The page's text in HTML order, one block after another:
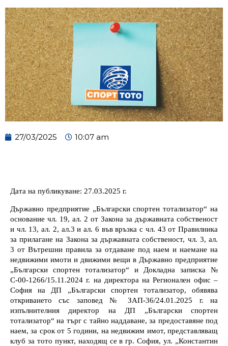
27/03/2025 10:07 am
Дата на публикуване: 27.03.2025 г.
Държавно предприятие „Български спортен тотализатор“ на
основание чл. 19, ал. 2 от Закона за държавната собственост
и чл. 13, ал. 2, ал.3 и ал. 6 във връзка с чл. 43 от Правилника
за прилагане на Закона за държавната собственост, чл. 3, ал.
3 от Вътрешни правила за отдаване под наем и наемане на
недвижими имоти и движими вещи в Държавно предприятие
„Български спортен тотализатор“ и Докладна записка №
С-00-1266/15.11.2024 г. на директора наРегионален офис –
Софияна ДП „Български спортен тотализатор, обявява
откриването със заповед №
ЗАП-36/24.01.2025 г. на
изпълнителния директор на ДП „Български спортен
тотализатор“ на търг с тайно наддаване, за предоставяне под
наем, за срок от 5 години, на недвижим имот, представляващ
клуб за тото пункт, находящ се в гр. София, ул. „Константин